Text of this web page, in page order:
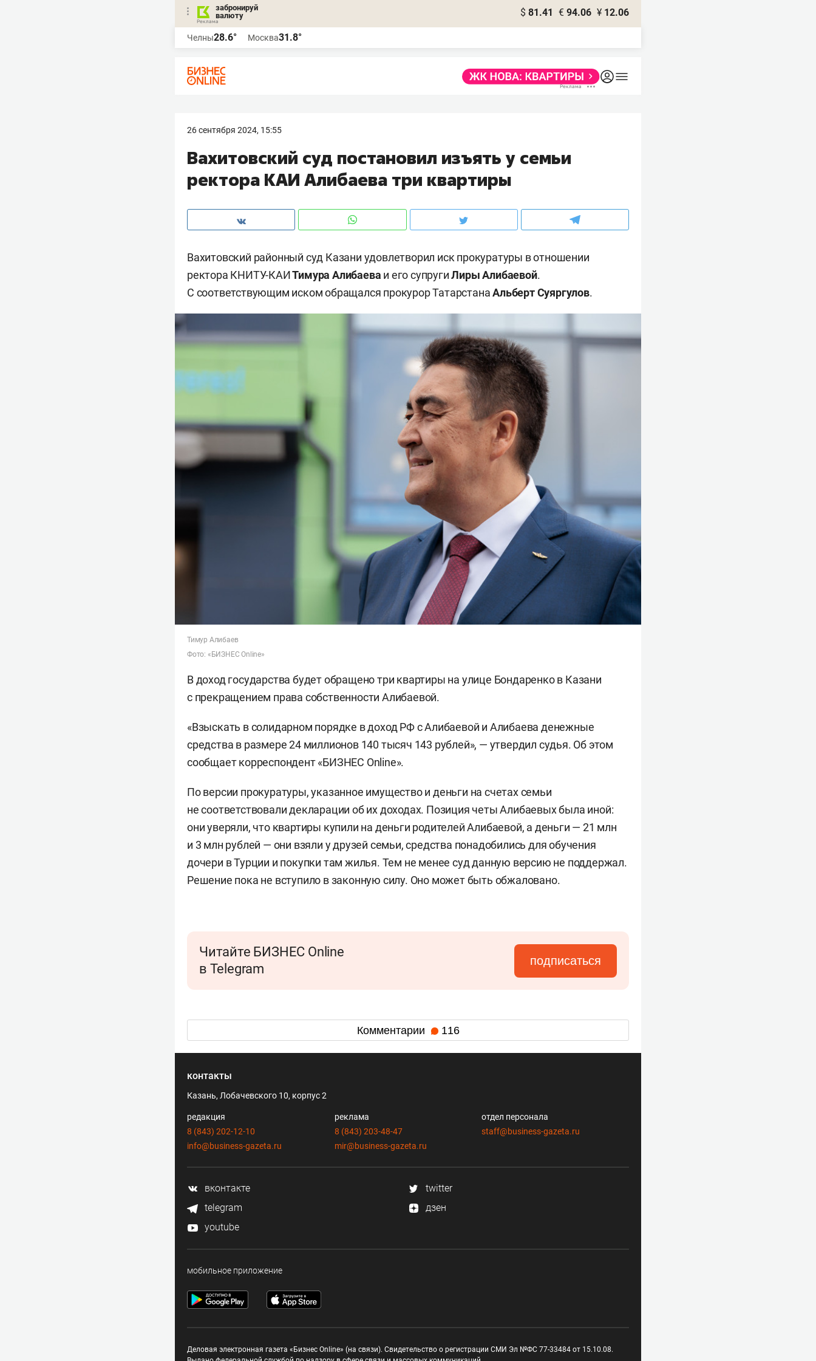
забронируй
валюту
$ 81.41 € 94.06 ¥ 12.06
Челны28.6° Москва31.8°
26 сентября 2024, 15:55
Вахитовский суд постановил изъять у семьи
ректора КАИ Алибаева три квартиры
Вахитовский районный суд Казани удовлетворил иск прокуратуры в отношении
ректора КНИТУ-КАИТимура Алибаева и его супругиЛиры Алибаевой.
С соответствующим иском обращался прокурор ТатарстанаАльберт Суяргулов.
Тимур Алибаев
Фото: «БИЗНЕС Online»
В доход государства будет обращено три квартиры на улице Бондаренко в Казани
с прекращением права собственности Алибаевой.
«Взыскать в солидарном порядке в доход РФ с Алибаевой и Алибаева денежные
средства в размере 24 миллионов 140 тысяч 143 рублей», — утвердил судья. Об этом
сообщает корреспондент «БИЗНЕС Online».
По версии прокуратуры, указанное имущество и деньги на счетах семьи
не соответствовали декларации об их доходах. Позиция четы Алибаевых была иной:
они уверяли, что квартиры купили на деньги родителей Алибаевой, а деньги — 21 млн
и 3 млн рублей — они взяли у друзей семьи, средства понадобились для обучения
дочери в Турции и покупки там жилья. Тем не менее суд данную версию не поддержал.
Решение пока не вступило в законную силу. Оно может быть обжаловано.
Читайте БИЗНЕС Online
в Telegram
подписаться
Комментарии 116
контакты
Казань, Лобачевского 10, корпус 2
редакция
8 (843) 202-12-10
info@business-gazeta.ru
реклама
8 (843) 203-48-47
mir@business-gazeta.ru
отдел персонала
staff@business-gazeta.ru
вконтакте
twitter
telegram
дзен
youtube
мобильное приложение
Деловая электронная газета «Бизнес Online» (на связи). Свидетельство о регистрации СМИ Эл №ФС 77-33484 от 15.10.08.